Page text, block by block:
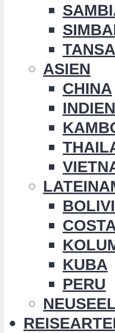
ASIEN
CHINA
INDIEN
KUBA
PERU